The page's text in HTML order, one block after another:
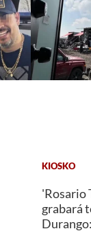
KIOSKO
'Rosario
grabará